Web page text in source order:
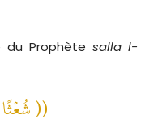
Prophète salla l-
(( شُعْثًا غُبْرًا ضَاحِينَ ))